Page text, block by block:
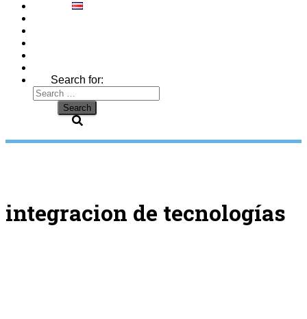
Search for:
integracion de tecnologías